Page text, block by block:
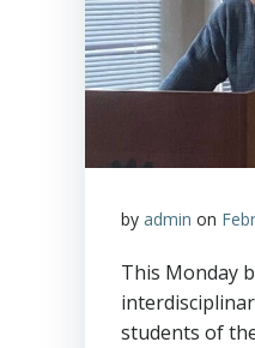
by admin on
This Monday
students of